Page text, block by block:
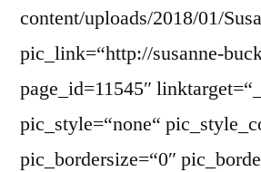
content/uploads/2018/01/
pic_link=“http://susanne-
page_id=11545″
pic_style=“none“
pic_bordersize=“0″